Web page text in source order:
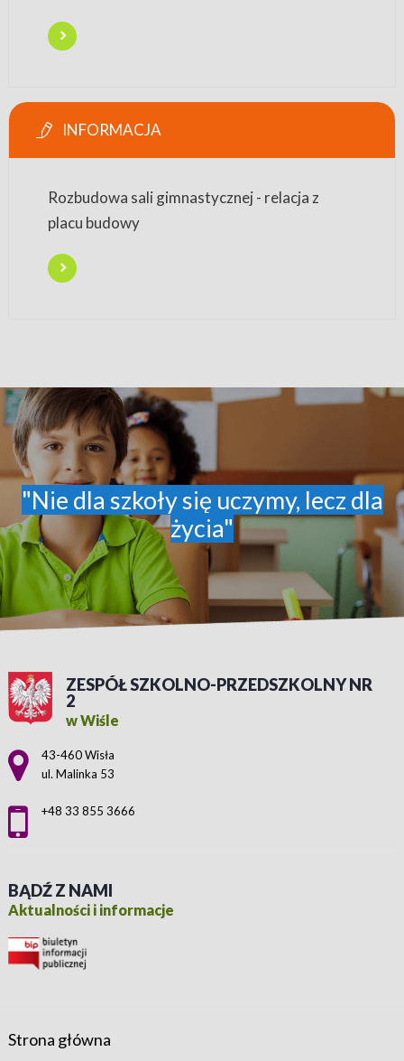
INFORMACJA
Rozbudowa sali gimnastycznej - relacja z
placu budowy
"Nie dla szkoły się uczymy, lecz dla
życia"
ZESPÓŁ SZKOLNO-PRZEDSZKOLNY NR
2
w Wiśle
Adres pocztowy:
43-460 Wisła
ul. Malinka 53
+48 33 855 3666
BĄDŹ Z NAMI
Aktualności i informacje
Strona główna